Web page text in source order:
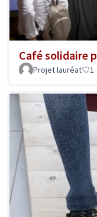
Café solidaire
Projet lauréat 1